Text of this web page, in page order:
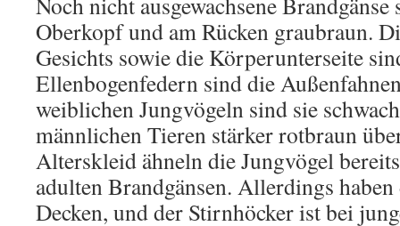
Oberkopf und am Rücken graubraun.
Gesichts sowie die Körperunterseite
Ellenbogenfedern sind die
weiblichen Jungvögeln sind sie
männlichen Tieren stärker rotbraun
Alterskleid ähneln die Jungvögel
adulten Brandgänsen. Allerdings
Decken, und der Stirnhöcker ist bei